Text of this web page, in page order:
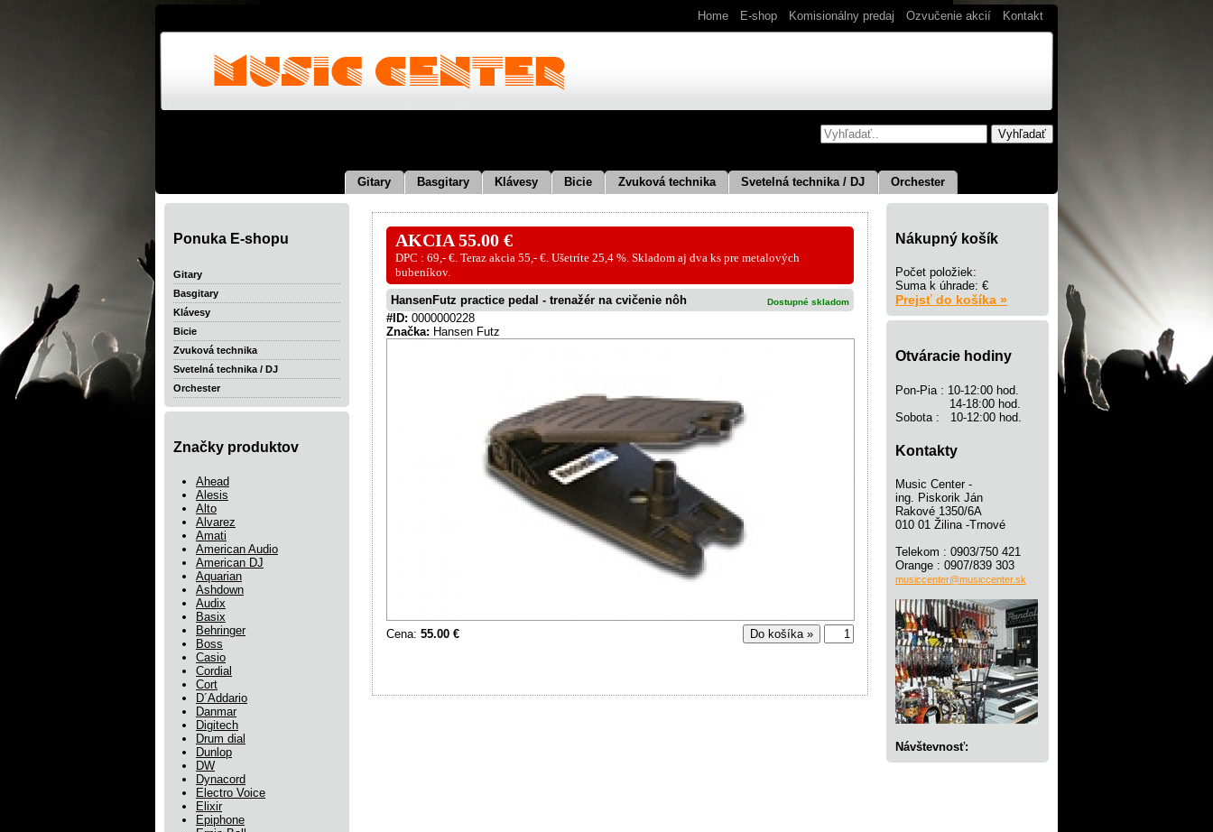
Home E-shop Komisionálny predaj Ozvučenie akcií Kontakt
Gitary Basgitary Klávesy Bicie Zvuková technika Svetelná technika / DJ Orchester
Ponuka E-shopu
Gitary
Basgitary
Klávesy
Bicie
Zvuková technika
Svetelná technika / DJ
Orchester
Značky produktov
Ahead
Alesis
Alto
Alvarez
Amati
American Audio
American DJ
Aquarian
Ashdown
Audix
Basix
Behringer
Boss
Casio
Cordial
Cort
D´Addario
Danmar
Digitech
Drum dial
Dunlop
DW
Dynacord
Electro Voice
Elixir
Epiphone
AKCIA 55.00 €
DPC : 69,- €. Teraz akcia 55,- €. Ušetríte 25,4 %. Skladom aj dva ks pre metalových
bubeníkov.
HansenFutz practice pedal - trenažér na cvičenie nôh Dostupné skladom
#ID: 0000000228
Značka: Hansen Futz
Cena: 55.00 €
Nákupný košík
Počet položiek:
Suma k úhrade: €
Prejsť do košíka »
Otváracie hodiny
Pon-Pia : 10-12:00 hod.
14-18:00 hod.
Sobota : 10-12:00 hod.
Kontakty
Music Center -
ing. Piskorik Ján
Rakové 1350/6A
010 01 Žilina -Trnové
Telekom : 0903/750 421
Orange : 0907/839 303
musiccenter@musiccenter.sk
Návštevnosť: